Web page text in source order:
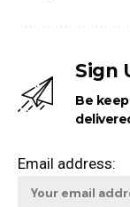
Sign
Be
Email address: